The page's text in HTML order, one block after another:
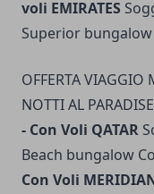
voli EMIRATES
Superior bungalow
OFFERTA VIAGGIO
NOTTI AL
- Con Voli QATAR
Beach bungalow
Con Voli